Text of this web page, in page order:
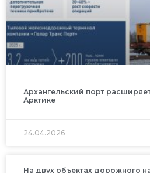
Архангельский порт
Арктике
24.04.2026
На двух объектах дорожного